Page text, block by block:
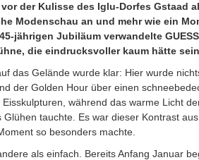
der Kulisse des Iglu-Dorfes Gstaad
Modenschau an und mehr wie ein
jährigen Jubiläum verwandelte
die eindrucksvoller kaum hätte
das Gelände wurde klar: Hier wurde
der Golden Hour über einen
während das warme Licht
tauchte. Es war dieser Kontrast
so besonders machte.
als einfach. Bereits Anfang Januar